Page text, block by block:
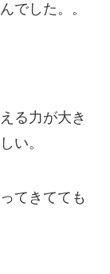
でした。。
る力が大き
い。
てきてても